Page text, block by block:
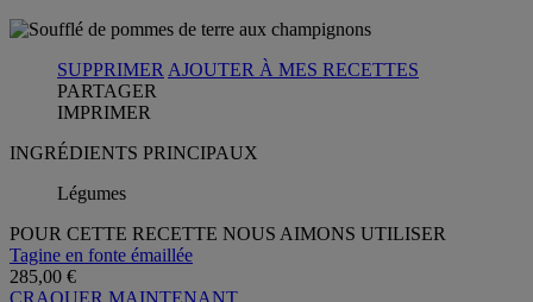
SUPPRIMER AJOUTER À MES RECETTES
PARTAGER
IMPRIMER
INGRÉDIENTS PRINCIPAUX
Légumes
POUR CETTE RECETTE NOUS AIMONS UTILISER
Tagine en fonte émaillée
285,00 €
CRAQUER MAINTENANT